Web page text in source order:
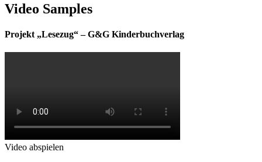
Video Samples
Projekt „Lesezug“ – G&G Kinderbuchverlag
Video abspielen